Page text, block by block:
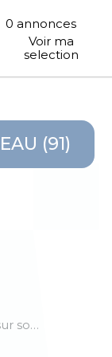
0 annonces
Voir ma
selection
(91)
son